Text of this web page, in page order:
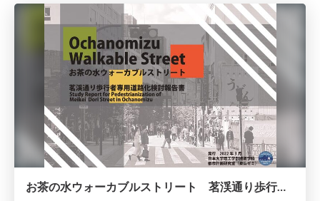
お茶の水ウォーカブルストリート 茗渓通り歩行者専用道路化検討報告書